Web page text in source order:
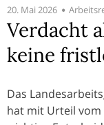
20. Mai 2026
Verdacht
keine
Das
hat mit Urteil vom